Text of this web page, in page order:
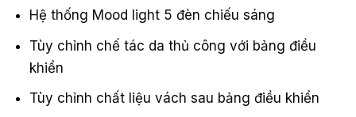
Hệ thống Mood light 5 đèn chiếu sáng
Tùy chỉnh chế tác da thủ công với bảng điều
khiển
Tùy chỉnh chất liệu vách sau bảng điều khiển